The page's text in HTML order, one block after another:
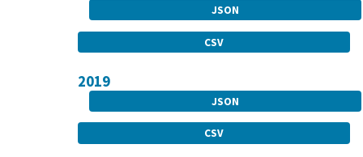
JSON
CSV
2019
JSON
CSV